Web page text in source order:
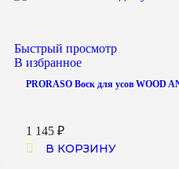
Быстрый просмотр
В избранное
PRORASO Воск для усов WOOD
1 145 ₽
В КОРЗИНУ